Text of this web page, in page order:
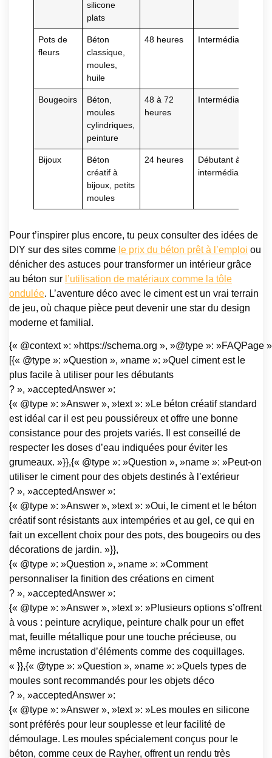
silicone
plats
Pots de
fleurs
Béton
classique,
moules,
huile
48 heures Intermédiaire
Bougeoirs
Béton,
moules
cylindriques,
peinture
48 à 72
heures
Intermédiaire
Bijoux
Béton
créatif à
bijoux, petits
moules
24 heures
Débutant à
intermédiaire
Pour t’inspirer plus encore, tu peux consulter des idées de
DIY sur des sites comme le prix du béton prêt à l’emploi ou
dénicher des astuces pour transformer un intérieur grâce
au béton sur l’utilisation de matériaux comme la tôle
ondulée. L’aventure déco avec le ciment est un vrai terrain
de jeu, où chaque pièce peut devenir une star du design
moderne et familial.
{« @context »: »https://schema.org », »@type »: »FAQPage
[{« @type »: »Question », »name »: »Quel ciment est le
plus facile à utiliser pour les débutants
? », »acceptedAnswer »:
{« @type »: »Answer », »text »: »Le béton créatif standard
est idéal car il est peu poussiéreux et offre une bonne
consistance pour des projets variés. Il est conseillé de
respecter les doses d’eau indiquées pour éviter les
grumeaux. »}},{« @type »: »Question », »name »: »Peut-on
utiliser le ciment pour des objets destinés à l’extérieur
? », »acceptedAnswer »:
{« @type »: »Answer », »text »: »Oui, le ciment et le béton
créatif sont résistants aux intempéries et au gel, ce qui en
fait un excellent choix pour des pots, des bougeoirs ou des
décorations de jardin. »}},
{« @type »: »Question », »name »: »Comment
personnaliser la finition des créations en ciment
? », »acceptedAnswer »:
{« @type »: »Answer », »text »: »Plusieurs options s’offrent
à vous : peinture acrylique, peinture chalk pour un effet
mat, feuille métallique pour une touche précieuse, ou
même incrustation d’éléments comme des coquillages.
« }},{« @type »: »Question », »name »: »Quels types de
moules sont recommandés pour les objets déco
? », »acceptedAnswer »:
{« @type »: »Answer », »text »: »Les moules en silicone
sont préférés pour leur souplesse et leur facilité de
démoulage. Les moules spécialement conçus pour le
béton, comme ceux de Rayher, offrent un rendu très